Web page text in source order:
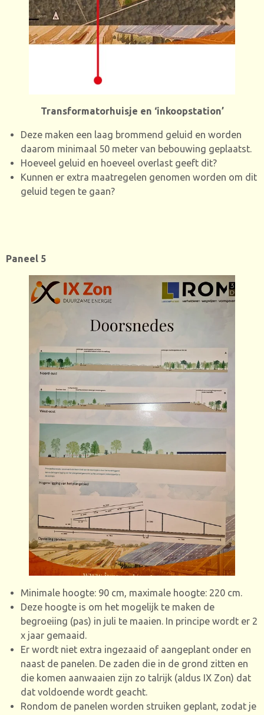
Transformatorhuisje en ‘inkoopstation’
Deze maken een laag brommend geluid en worden
daarom minimaal 50 meter van bebouwing geplaatst.
Hoeveel geluid en hoeveel overlast geeft dit?
Kunnen er extra maatregelen genomen worden om dit
geluid tegen te gaan?
Paneel 5
Minimale hoogte: 90 cm, maximale hoogte: 220 cm.
Deze hoogte is om het mogelijk te maken de
begroeiing (pas) in juli te maaien. In principe wordt er 2
x jaar gemaaid.
Er wordt niet extra ingezaaid of aangeplant onder en
naast de panelen. De zaden die in de grond zitten en
die komen aanwaaien zijn zo talrijk (aldus IX Zon) dat
dat voldoende wordt geacht.
Rondom de panelen worden struiken geplant, zodat je